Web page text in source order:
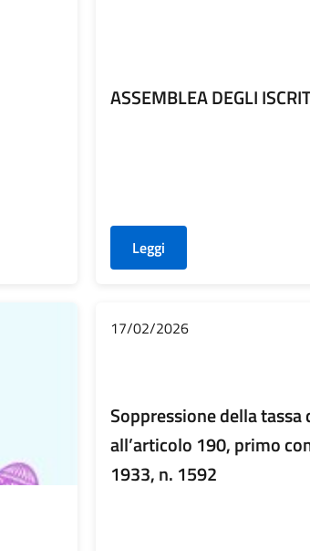
ASSEMBLEA DEGLI
Leggi
17/02/2026
Soppressione della
all’articolo 190, primo
1933, n. 1592